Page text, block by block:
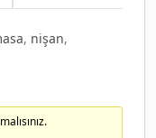
, nişan,